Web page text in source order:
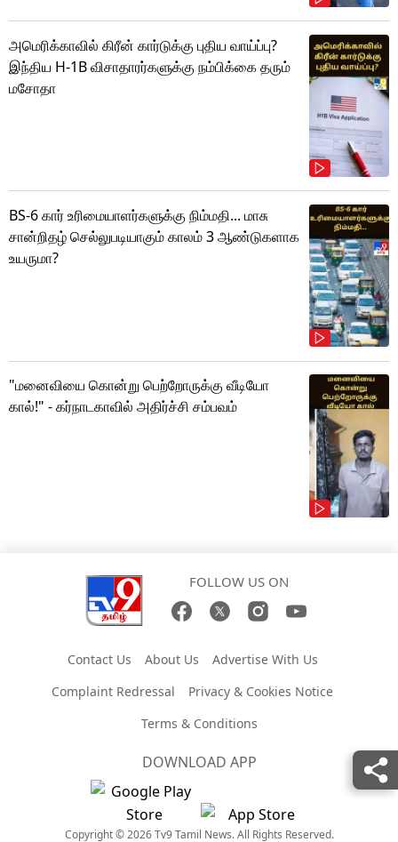
அமெரிக்காவில் கிரீன் கார்டுக்கு புதிய வாய்ப்பு?
இந்திய H-1B விசாதாரர்களுக்கு நம்பிக்கை தரும்
மசோதா
BS-6 கார் உரிமையாளர்களுக்கு நிம்மதி... மாசு
சான்றிதழ் செல்லுபடியாகும் காலம் 3 ஆண்டுகளாக
உயருமா?
"மனைவியை கொன்று பெற்றோருக்கு வீடியோ
கால்!" - கர்நாடகாவில் அதிர்ச்சி சம்பவம்
FOLLOW US ON
Contact Us About Us
Advertise With Us
Complaint Redressal
Privacy & Cookies Notice
Terms & Conditions
DOWNLOAD APP
Copyright © 2026 Tv9 Tamil News. All Rights Reserved.